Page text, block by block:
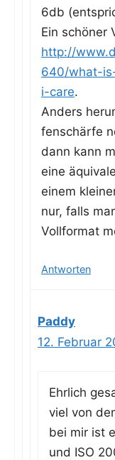
6db
Ein schö­ner
http://
640/what-
i-care.
Anders
fen­schär­fe
dann kann
eine
einem
nur, falls
Voll­for­mat
Antworten
Paddy
12. Februar
Ehr­lich
viel von
bei mir ist
und ISO